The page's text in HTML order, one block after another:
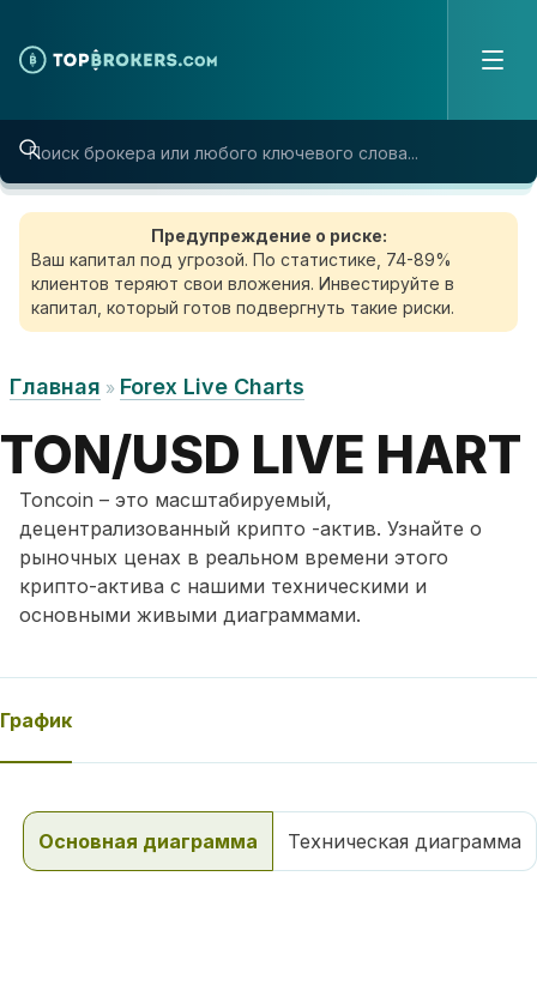
Предупреждение о риске:
Ваш капитал под угрозой. По статистике, 74-89%
клиентов теряют свои вложения. Инвестируйте в
капитал, который готов подвергнуть такие риски.
Главная » Forex Live Charts
TON/USD LIVE HART
Toncoin – это масштабируемый,
децентрализованный крипто -актив. Узнайте о
рыночных ценах в реальном времени этого
крипто-актива с нашими техническими и
основными живыми диаграммами.
График
Основная диаграмма Техническая диаграмма